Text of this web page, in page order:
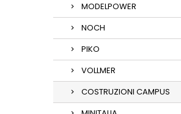
MODELPOWER
NOCH
PIKO
VOLLMER
COSTRUZIONI CAMPUS